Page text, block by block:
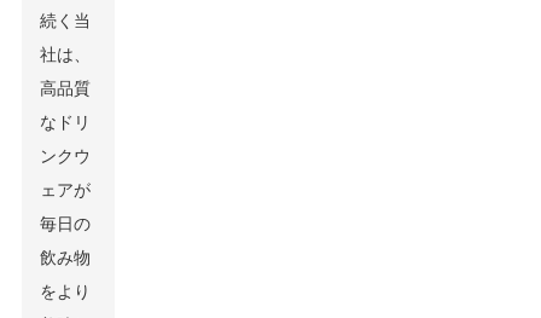
続く当
社は、
高品質
なドリ
ンクウ
ェアが
毎日の
飲み物
をより